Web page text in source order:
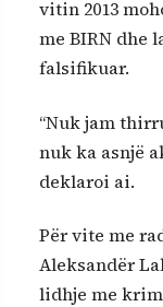
vitin 2013
me BIRN dhe
falsifikuar.
“Nuk jam
nuk ka asnjë
deklaroi ai.
Për vite me
Aleksandër
lidhje me